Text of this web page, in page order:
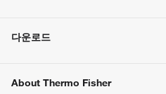
벌크 주문
고객 센터
웹사이트 개선사항
다운로드
About Thermo Fisher